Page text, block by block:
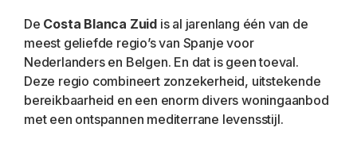
De Costa Blanca Zuid is al jarenlang één van de
meest geliefde regio’s van Spanje voor
Nederlanders en Belgen. En dat is geen toeval.
Deze regio combineert zonzekerheid, uitstekende
bereikbaarheid en een enorm divers woningaanbod
met een ontspannen mediterrane levensstijl.